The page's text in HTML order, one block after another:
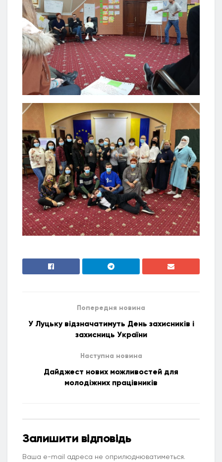
Попередня новина
У Луцьку відзначатимуть День захисників і
захисниць України
Наступна новина
Дайджест нових можливостей для
молодіжних працівників
Залишити відповідь
Ваша e-mail адреса не оприлюднюватиметься.